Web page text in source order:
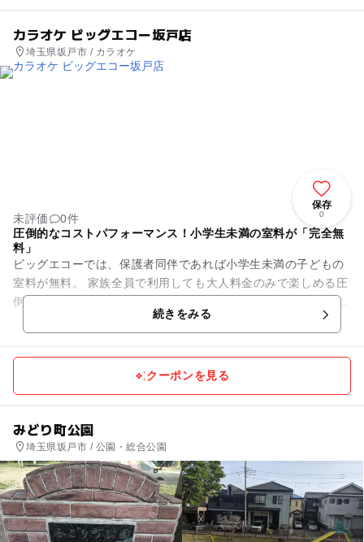
カラオケ ビッグエコー坂戸店
埼玉県坂戸市 / カラオケ
保存
0
未評価
0件
圧倒的なコストパフォーマンス！小学生未満の室料が「完全無
料」
ビッグエコーでは、保護者同伴であれば小学生未満の子どもの
室料が無料。 家族全員で利用しても大人料金のみで楽しめる圧
倒的なお得感が最大の魅力です。 ※小学生の料金は店舗によっ
続きをみる
クーポンを見る
みどり町公園
埼玉県坂戸市 / 公園・総合公園